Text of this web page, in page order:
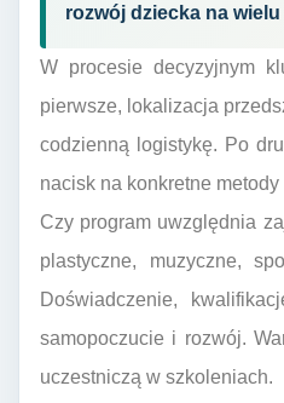
rozwój dziecka na
W procesie decyzyjnym
pierwsze, lokalizacja
codzienną logistykę. Po
nacisk na konkretne
Czy program uwzględnia
plastyczne, muzyczne,
Doświadczenie,
samopoczucie i rozwój.
uczestniczą w szkoleniach.